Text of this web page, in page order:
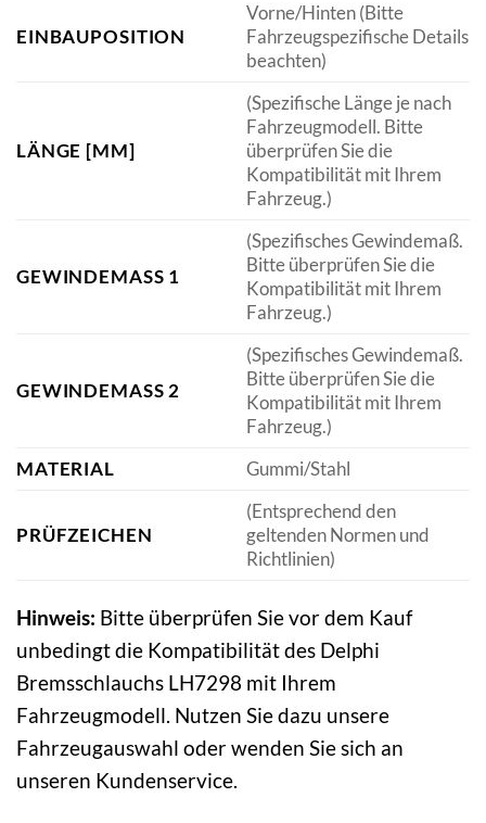
EINBAUPOSITION
Vorne/Hinten (Bitte
Fahrzeugspezifische Details
beachten)
LÄNGE [MM]
(Spezifische Länge je nach
Fahrzeugmodell. Bitte
überprüfen Sie die
Kompatibilität mit Ihrem
Fahrzeug.)
GEWINDEMASS 1
(Spezifisches Gewindemaß.
Bitte überprüfen Sie die
Kompatibilität mit Ihrem
Fahrzeug.)
GEWINDEMASS 2
(Spezifisches Gewindemaß.
Bitte überprüfen Sie die
Kompatibilität mit Ihrem
Fahrzeug.)
MATERIAL
Gummi/Stahl
PRÜFZEICHEN
(Entsprechend den
geltenden Normen und
Richtlinien)
Hinweis: Bitte überprüfen Sie vor dem Kauf
unbedingt die Kompatibilität des Delphi
Bremsschlauchs LH7298 mit Ihrem
Fahrzeugmodell. Nutzen Sie dazu unsere
Fahrzeugauswahl oder wenden Sie sich an
unseren Kundenservice.